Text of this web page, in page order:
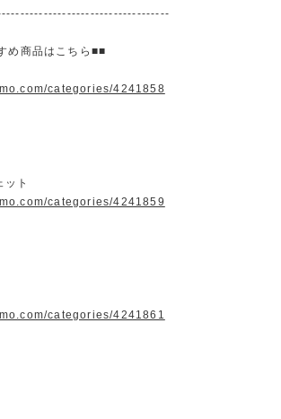
め商品はこちら■■
categories/4241858
ト
categories/4241859
categories/4241861